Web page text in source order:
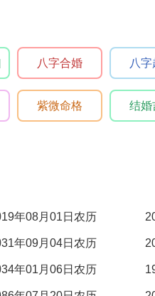
八字合婚 八字
紫微命格 结婚
年08月01日农历
年09月04日农历
年01月06日农历